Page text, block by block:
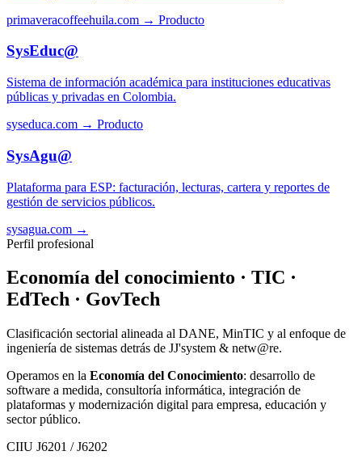
primaveracoffeehuila.com → Producto
SysEduc@
Sistema de información académica para instituciones educativas
públicas y privadas en Colombia.
syseduca.com → Producto
SysAgu@
Plataforma para ESP: facturación, lecturas, cartera y reportes de
gestión de servicios públicos.
sysagua.com →
Perfil profesional
Economía del conocimiento · TIC ·
EdTech · GovTech
Clasificación sectorial alineada al DANE, MinTIC y al enfoque de
ingeniería de sistemas detrás de JJ'system & netw@re.
Operamos en la Economía del Conocimiento: desarrollo de
software a medida, consultoría informática, integración de
plataformas y modernización digital para empresa, educación y
sector público.
CIIU J6201 / J6202